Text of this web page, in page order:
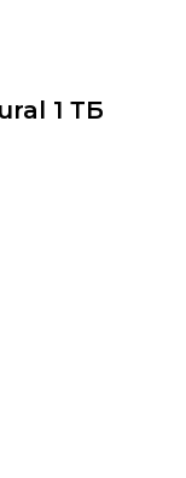
1 ТБ